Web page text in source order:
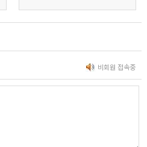
비회원 접속중